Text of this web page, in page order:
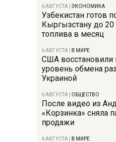
6 АВГУСТА ЭКОНОМИКА
Узбекистан готов
Кыргызстану до 20
топлива в месяц
6 АВГУСТА В МИРЕ
США восстановили
уровень обмена
Украиной
6 АВГУСТА ОБЩЕСТВО
После видео из
«Корзинка» сняла
продажи
6 АВГУСТА В МИРЕ